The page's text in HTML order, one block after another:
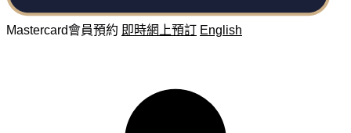
Mastercard會員預約 即時網上預訂 English